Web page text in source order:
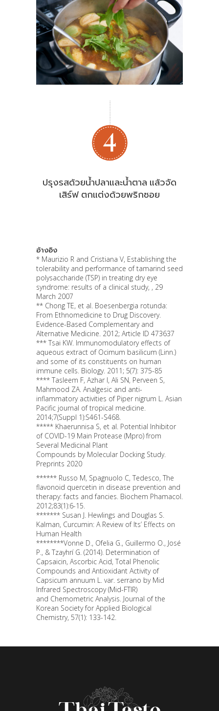
ปรุงรสด้วยน้ำปลาและน้ำตาล แล้วจัด
เสิร์ฟ ตกแต่งด้วยพริกซอย
อ้างอิง
* Maurizio R and Cristiana V, Establishing the
tolerability and performance of tamarind seed
polysaccharide (TSP) in treating dry eye
syndrome: results of a clinical study, , 29
March 2007
** Chong TE, et al. Boesenbergia rotunda:
From Ethnomedicine to Drug Discovery.
Evidence-Based Complementary and
Alternative Medicine. 2012; Article ID 473637
*** Tsai KW. Immunomodulatory effects of
aqueous extract of Ocimum basilicum (Linn.)
and some of its constituents on human
immune cells. Biology. 2011; 5(7): 375-85
**** Tasleem F, Azhar I, Ali SN, Perveen S,
Mahmood ZA. Analgesic and anti-
inflammatory activities of Piper nigrum L. Asian
Pacific journal of tropical medicine.
2014;7(Suppl 1):S461-S468.
***** Khaerunnisa S, et al. Potential Inhibitor
of COVID-19 Main Protease (Mpro) from
Several Medicinal Plant
Compounds by Molecular Docking Study.
Preprints 2020
****** Russo M, Spagnuolo C, Tedesco, The
flavonoid quercetin in disease prevention and
therapy: facts and fancies. Biochem Phamacol.
2012;83(1):6-15.
******* Susan J. Hewlings and Douglas S.
Kalman, Curcumin: A Review of Its’ Effects on
Human Health
********Vonne D., Ofelia G., Guillermo O., José
P., & Tzayhrí G. (2014). Determination of
Capsaicin, Ascorbic Acid, Total Phenolic
Compounds and Antioxidant Activity of
Capsicum annuum L. var. serrano by Mid
Infrared Spectroscopy (Mid-FTIR)
and Chemometric Analysis. Journal of the
Korean Society for Applied Biological
Chemistry, 57(1): 133-142.